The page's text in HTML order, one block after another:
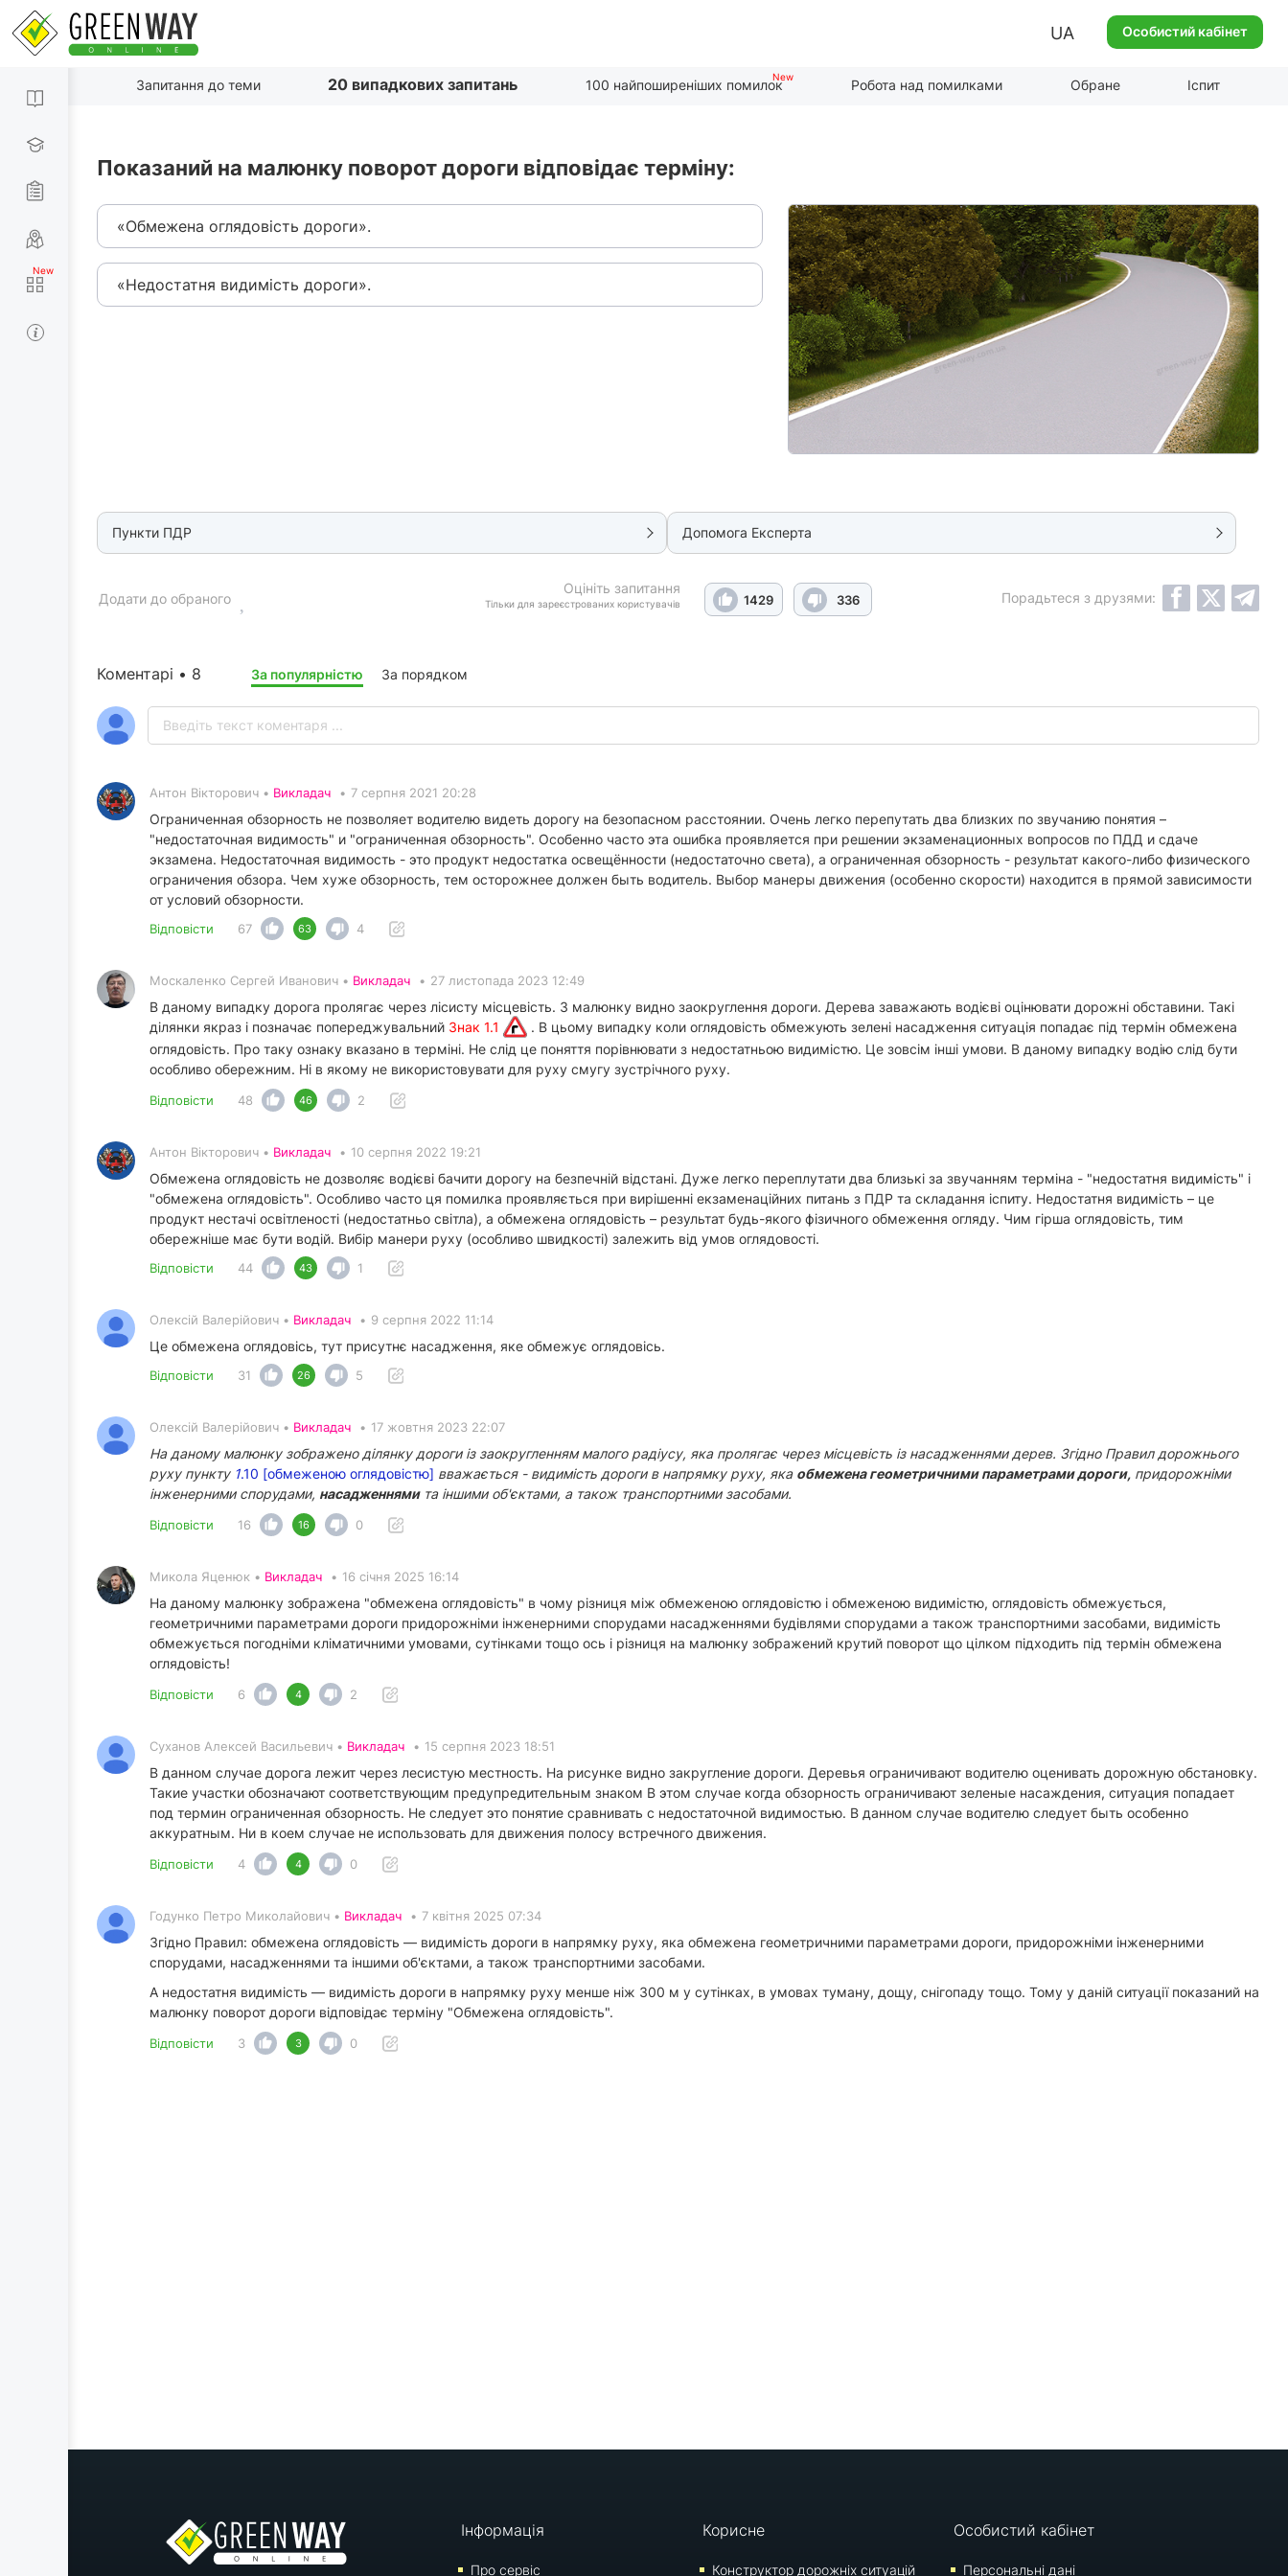
UA Особистий кабінет
Запитання до теми 20 випадкових запитань 100 найпоширеніших помилок Робота над помилками Обране Іспит
Показаний на малюнку поворот дороги відповідає терміну:
«Обмежена оглядовість дороги».
«Недостатня видимість дороги».
Пункти ПДР Допомога Експерта
Оцініть запитання
Тільки для зареєстрованих користувачів 1429 336
Додати до обраного Порадьтеся з друзями:
Коментарі • 8 За популярністю За порядком
Антон Вікторович • Викладач • 7 серпня 2021 20:28
Ограниченная обзорность не позволяет водителю видеть дорогу на безопасном расстоянии. Очень легко перепутать два близких по звучанию понятия –
"недостаточная видимость" и "ограниченная обзорность". Особенно часто эта ошибка проявляется при решении экзаменационных вопросов по ПДД и сдаче
экзамена. Недостаточная видимость - это продукт недостатка освещённости (недостаточно света), а ограниченная обзорность - результат какого-либо физического
ограничения обзора. Чем хуже обзорность, тем осторожнее должен быть водитель. Выбор манеры движения (особенно скорости) находится в прямой зависимости
от условий обзорности.
Відповісти 67 63 4
Москаленко Сергей Иванович • Викладач • 27 листопада 2023 12:49
В даному випадку дорога пролягає через лісисту місцевість. З малюнку видно заокруглення дороги. Дерева заважають водієві оцінювати дорожні обставини. Такі
ділянки якраз і позначає попереджувальний Знак 1.1
. В цьому випадку коли оглядовість обмежують зелені насадження ситуація попадає під термін обмежена
оглядовість. Про таку ознаку вказано в терміні. Не слід це поняття порівнювати з недостатньою видимістю. Це зовсім інші умови. В даному випадку водію слід бути
особливо обережним. Ні в якому не використовувати для руху смугу зустрічного руху.
Відповісти 48 46 2
Антон Вікторович • Викладач • 10 серпня 2022 19:21
Обмежена оглядовість не дозволяє водієві бачити дорогу на безпечній відстані. Дуже легко переплутати два близькі за звучанням терміна - "недостатня видимість" і
"обмежена оглядовість". Особливо часто ця помилка проявляється при вирішенні екзаменаційних питань з ПДР та складання іспиту. Недостатня видимість – це
продукт нестачі освітленості (недостатньо світла), а обмежена оглядовість – результат будь-якого фізичного обмеження огляду. Чим гірша оглядовість, тим
обережніше має бути водій. Вибір манери руху (особливо швидкості) залежить від умов оглядовості.
Відповісти 44 43 1
Олексій Валерійович • Викладач • 9 серпня 2022 11:14
Це обмежена оглядовісь, тут присутнє насадження, яке обмежує оглядовісь.
Відповісти 31 26 5
Олексій Валерійович • Викладач • 17 жовтня 2023 22:07
На даному малюнку зображено ділянку дороги із заокругленням малого радіусу, яка пролягає через місцевість із насадженнями дерев. Згідно Правил дорожнього
руху пункту 1.10 [обмеженою оглядовістю] вважається - видимість дороги в напрямку руху, яка обмежена геометричними параметрами дороги, придорожніми
інженерними спорудами, насадженнямита іншими об'єктами, а також транспортними засобами.
Відповісти 16 16 0
Микола Яценюк • Викладач • 16 січня 2025 16:14
На даному малюнку зображена "обмежена оглядовість" в чому різниця між обмеженою оглядовістю і обмеженою видимістю, оглядовість обмежується,
геометричними параметрами дороги придорожніми інженерними спорудами насадженнями будівлями спорудами а також транспортними засобами, видимість
обмежується погодніми кліматичними умовами, сутінками тощо ось і різниця на малюнку зображений крутий поворот що цілком підходить під термін обмежена
оглядовість!
Відповісти 6 4 2
Суханов Алексей Васильевич • Викладач • 15 серпня 2023 18:51
В данном случае дорога лежит через лесистую местность. На рисунке видно закругление дороги. Деревья ограничивают водителю оценивать дорожную обстановку.
Такие участки обозначают соответствующим предупредительным знаком В этом случае когда обзорность ограничивают зеленые насаждения, ситуация попадает
под термин ограниченная обзорность. Не следует это понятие сравнивать с недостаточной видимостью. В данном случае водителю следует быть особенно
аккуратным. Ни в коем случае не использовать для движения полосу встречного движения.
Відповісти 4 4 0
Годунко Петро Миколайович • Викладач • 7 квітня 2025 07:34
Згідно Правил: обмежена оглядовість — видимість дороги в напрямку руху, яка обмежена геометричними параметрами дороги, придорожніми інженерними
спорудами, насадженнями та іншими об'єктами, а також транспортними засобами.
А недостатня видимість — видимість дороги в напрямку руху менше ніж 300 м у сутінках, в умовах туману, дощу, снігопаду тощо. Тому у даній ситуації показаний на
малюнку поворот дороги відповідає терміну "Обмежена оглядовість".
Відповісти 3 3 0
Інформація
Про сервіс
Корисне
Конструктор дорожніх ситуацій
Особистий кабінет
Персональні дані